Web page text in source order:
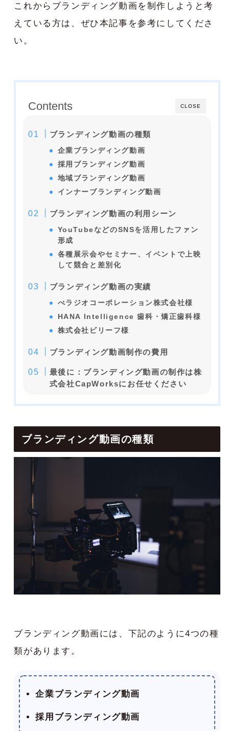
これからブランディング動画を制作しようと考
えている方は、ぜひ本記事を参考にしてくださ
い。
CLOSE
Contents
ブランディング動画の種類
企業ブランディング動画
採用ブランディング動画
地域ブランディング動画
インナーブランディング動画
ブランディング動画の利用シーン
YouTubeなどのSNSを活用したファン
形成
各種展示会やセミナー、イベントで上映
して競合と差別化
ブランディング動画の実績
べラジオコーポレーション株式会社様
HANA Intelligence 歯科・矯正歯科様
株式会社ビリーフ様
ブランディング動画制作の費用
最後に：ブランディング動画の制作は株
式会社CapWorksにお任せください
ブランディング動画の種類
ブランディング動画には、下記のように4つの種
類があります。
企業ブランディング動画
採用ブランディング動画